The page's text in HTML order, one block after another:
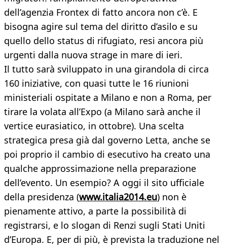
dell’agenzia Frontex di fatto ancora non c’è. E
bisogna agire sul tema del diritto d’asilo e su
quello dello status di rifugiato, resi ancora più
urgenti dalla nuova strage in mare di ieri.
Il tutto sarà sviluppato in una girandola di circa
160 iniziative, con quasi tutte le 16 riunioni
ministeriali ospitate a Milano e non a Roma, per
tirare la volata all’Expo (a Milano sarà anche il
vertice eurasiatico, in ottobre). Una scelta
strategica presa già dal governo Letta, anche se
poi proprio il cambio di esecutivo ha creato una
qualche approssimazione nella preparazione
dell’evento. Un esempio? A oggi il sito ufficiale
della presidenza (www.italia2014.eu) non è
pienamente attivo, a parte la possibilità di
registrarsi, e lo slogan di Renzi sugli Stati Uniti
d’Europa. E, per di più, è prevista la traduzione nel